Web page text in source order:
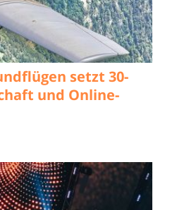
setzt 30-
und Online-